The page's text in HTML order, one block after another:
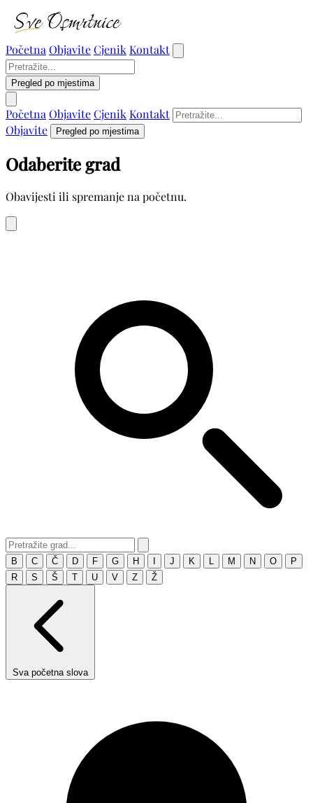
Početna ObjaviteCjenik Kontakt
Pregled po mjestima
Početna ObjaviteCjenik Kontakt
Objavite
Pregled po mjestima
Odaberite grad
Obavijesti ili spremanje na početnu.
B C Č D F G H J K M N O
P
R
S Š T U V Z Ž
Sva početna slova